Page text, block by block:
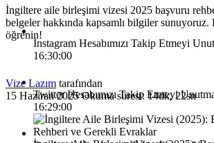
İnstagram Hesabımızı Takip Etmeyi
16:30:00
Twitter Hesabımızı Takip Etmeyi
16:29:00
İngiltere aile birleşimi vizesi 2025 başvuru
belgeler hakkında kapsamlı bilgiler sunuyoruz.
öğrenin!
Vize Lazım tarafından
15 Haziran 2025 Okuma süresi: 14dk, 22sn